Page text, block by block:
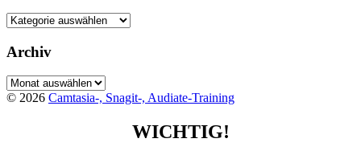
Kategorien
Archiv
Archiv
© 2026 Camtasia-, Snagit-, Audiate-Training
WICHTIG!